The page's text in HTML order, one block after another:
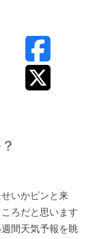
いかピンと来
ろだと思います
間天気予報を眺